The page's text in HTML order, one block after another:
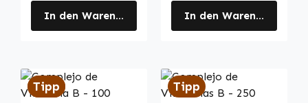
In den Warenkorb In den Warenkorb
Tipp
Tipp Tipp